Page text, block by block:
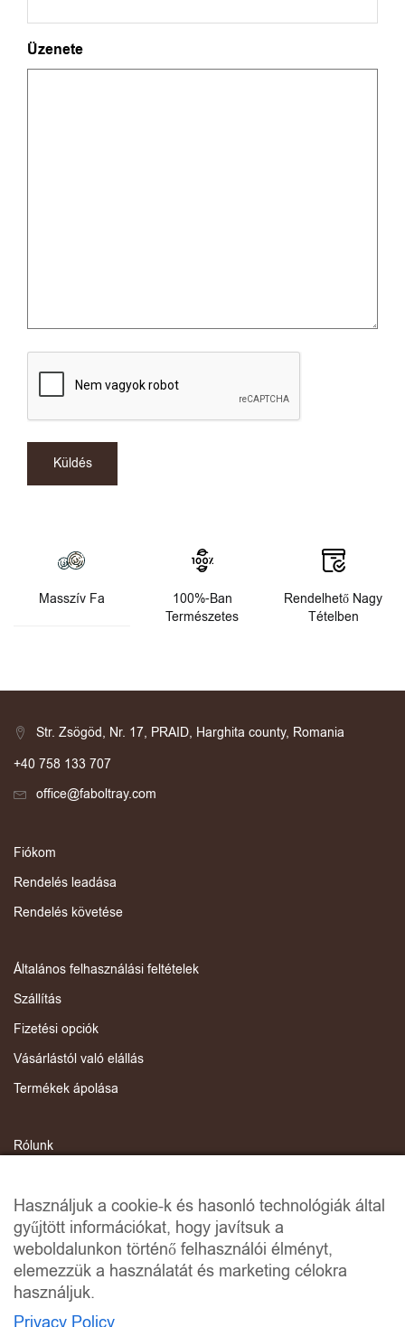
Üzenete
Masszív Fa
100%-Ban
Természetes
Rendelhető Nagy
Tételben
Str. Zsögöd, Nr. 17, PRAID, Harghita county, Romania
+40 758 133 707
office@faboltray.com
Fiókom
Rendelés leadása
Rendelés követése
Általános felhasználási feltételek
Szállítás
Fizetési opciók
Vásárlástól való elállás
Termékek ápolása
Rólunk
Adatvédelmi irányelvek
ANCP
Online Dispute Resolution
Használjuk a cookie-k és hasonló technológiák által
gyűjtött információkat, hogy javítsuk a
weboldalunkon történő felhasználói élményt,
elemezzük a használatát és marketing célokra
használjuk.
Privacy Policy